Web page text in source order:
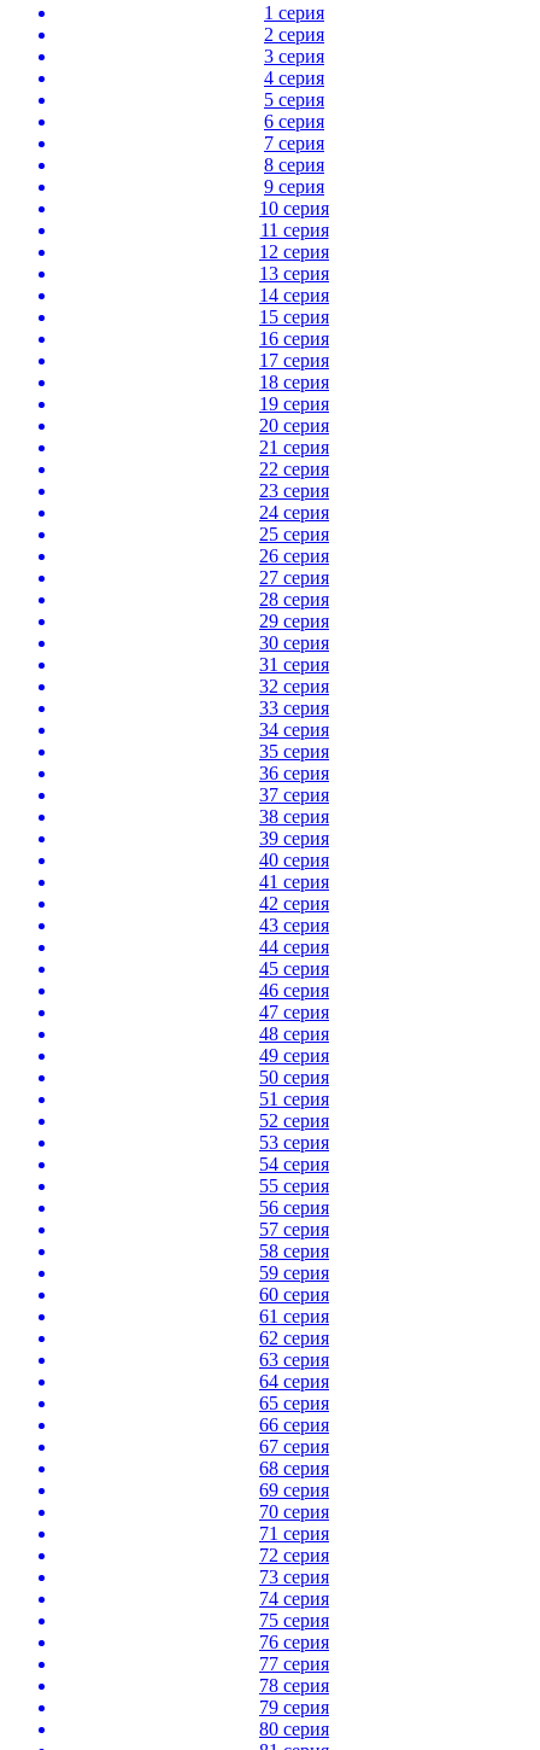
1 серия
2 серия
3 серия
4 серия
5 серия
6 серия
7 серия
8 серия
9 серия
10 серия
11 серия
12 серия
13 серия
14 серия
15 серия
16 серия
17 серия
18 серия
19 серия
20 серия
21 серия
22 серия
23 серия
24 серия
25 серия
26 серия
27 серия
28 серия
29 серия
30 серия
31 серия
32 серия
33 серия
34 серия
35 серия
36 серия
37 серия
38 серия
39 серия
40 серия
41 серия
42 серия
43 серия
44 серия
45 серия
46 серия
47 серия
48 серия
49 серия
50 серия
51 серия
52 серия
53 серия
54 серия
55 серия
56 серия
57 серия
58 серия
59 серия
60 серия
61 серия
62 серия
63 серия
64 серия
65 серия
66 серия
67 серия
68 серия
69 серия
70 серия
71 серия
72 серия
73 серия
74 серия
75 серия
76 серия
77 серия
78 серия
79 серия
80 серия